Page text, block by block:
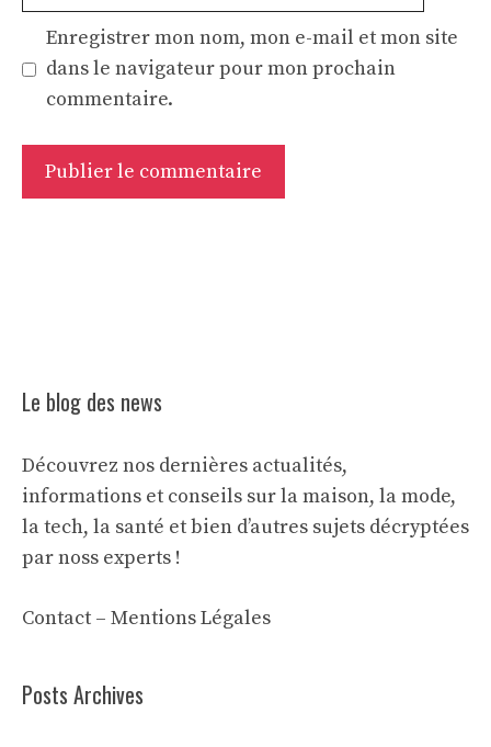
Enregistrer mon nom, mon e-mail et mon site
dans le navigateur pour mon prochain
commentaire.
Le blog des news
Découvrez nos dernières actualités,
informations et conseils sur la maison, la mode,
la tech, la santé et bien d’autres sujets décryptées
par noss experts !
Contact – Mentions Légales
Posts Archives